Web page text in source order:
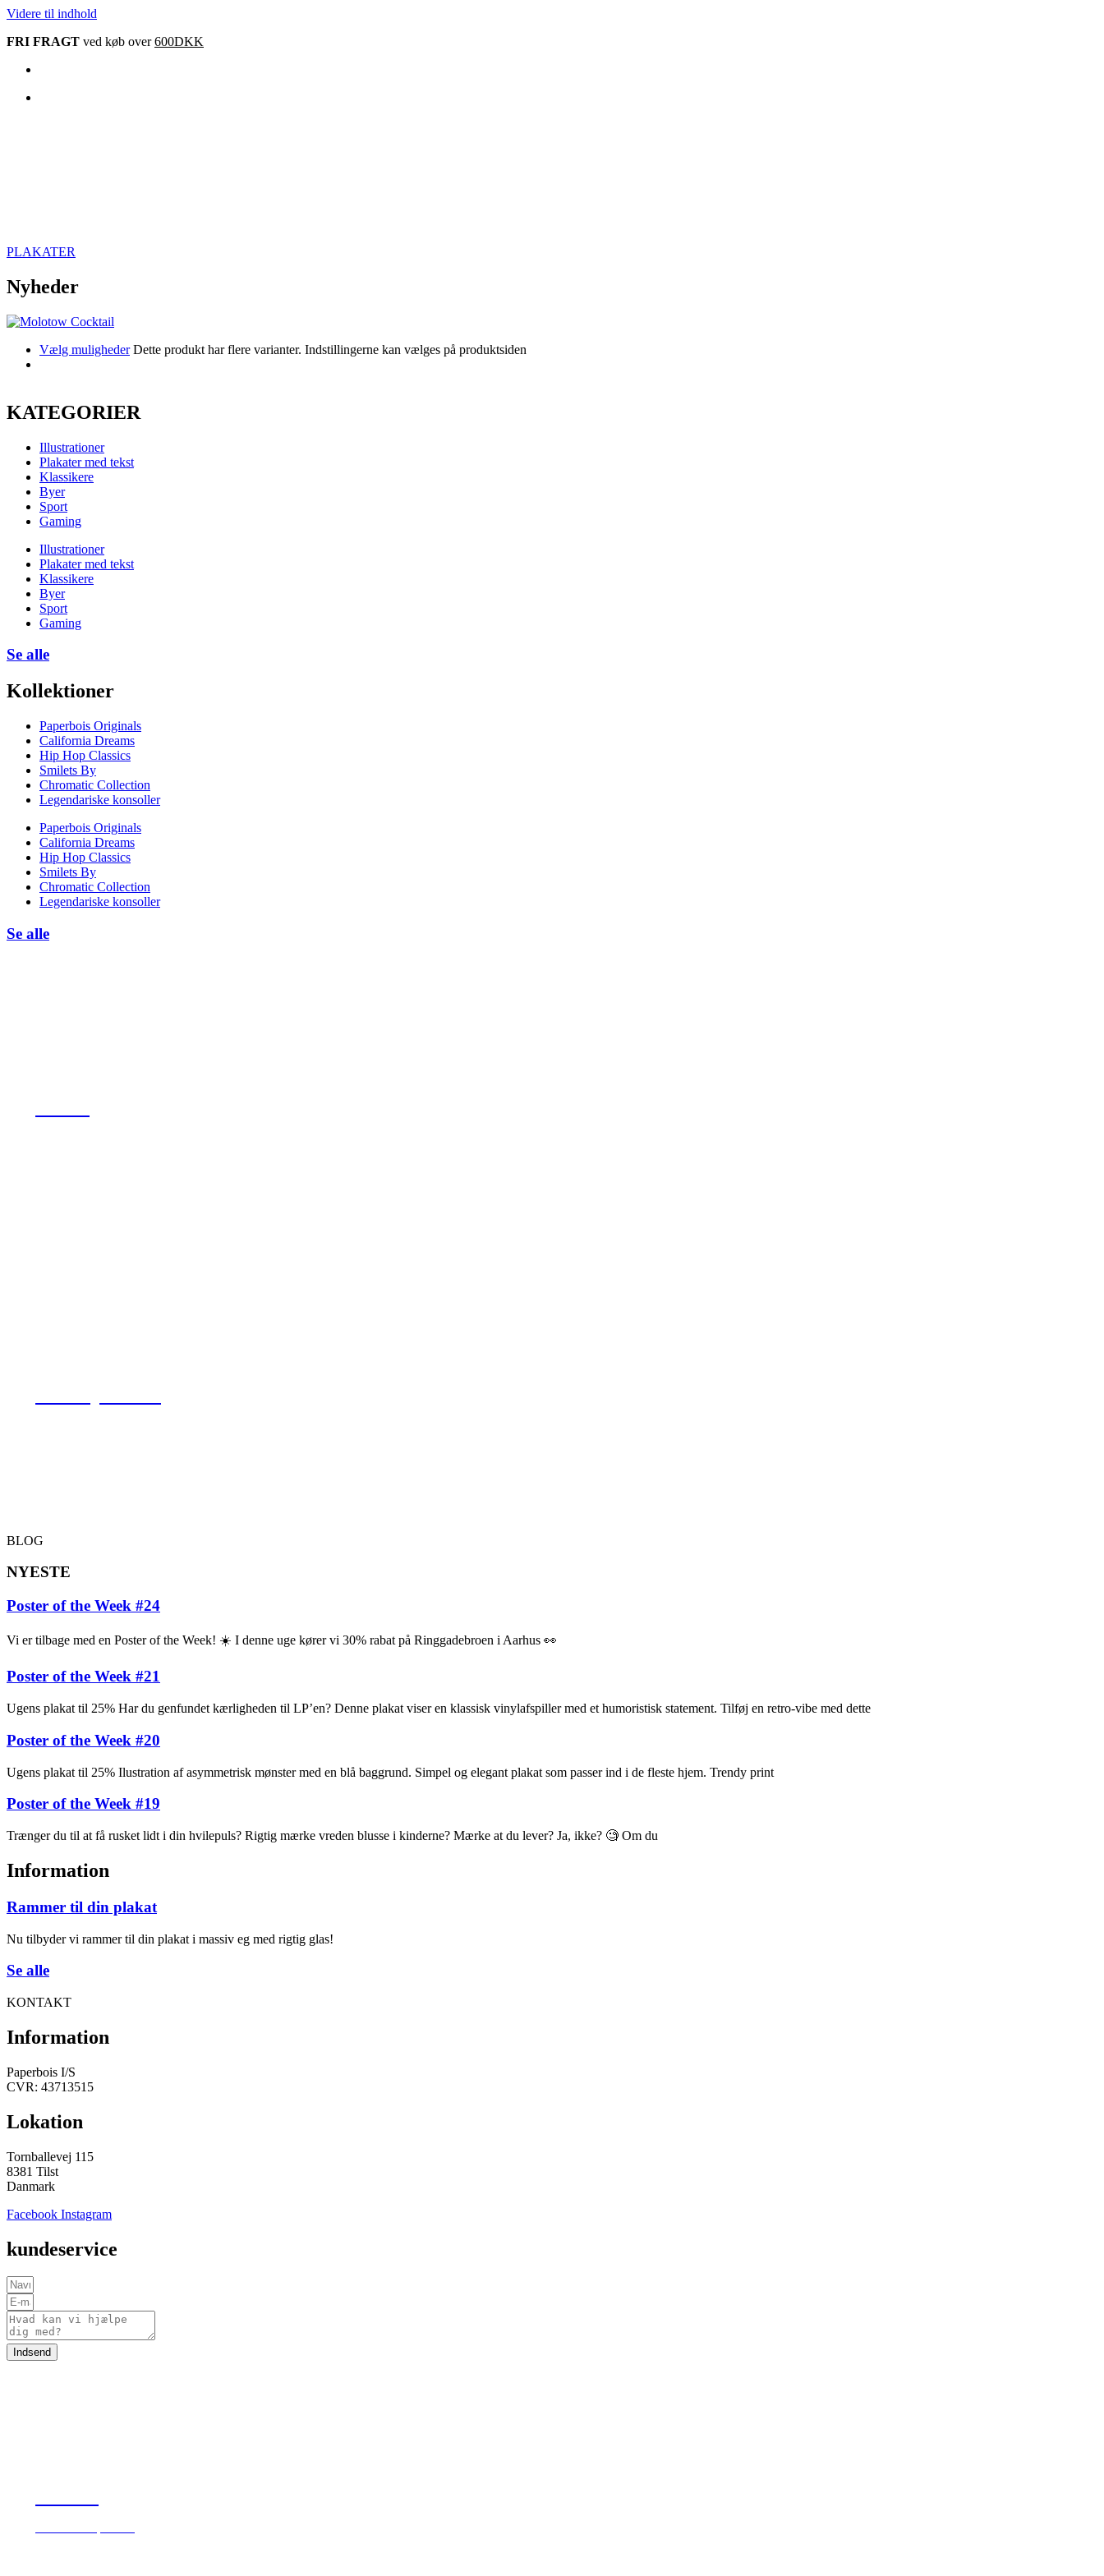
Videre til indhold
FRI FRAGT ved køb over600DKK
PLAKATER
Nyheder
Vælg muligheder Dette produkt har flere varianter. Indstillingerne kan vælges på produktsiden
KATEGORIER
Illustrationer
Plakater med tekst
Klassikere
Byer
Sport
Gaming
Illustrationer
Plakater med tekst
Klassikere
Byer
Sport
Gaming
Se alle
Kollektioner
Paperbois Originals
California Dreams
Hip Hop Classics
Smilets By
Chromatic Collection
Legendariske konsoller
Paperbois Originals
California Dreams
Hip Hop Classics
Smilets By
Chromatic Collection
Legendariske konsoller
Se alle
BLOG
NYESTE
Poster of the Week #24
Vi er tilbage med en Poster of the Week! ☀️ I denne uge kører vi 30% rabat på Ringgadebroen i Aarhus 👀
Poster of the Week #21
Ugens plakat til 25% Har du genfundet kærligheden til LP’en? Denne plakat viser en klassisk vinylafspiller med et humoristisk statement. Tilføj en retro-vibe med dette
Poster of the Week #20
Ugens plakat til 25% Ilustration af asymmetrisk mønster med en blå baggrund. Simpel og elegant plakat som passer ind i de fleste hjem. Trendy print
Poster of the Week #19
Trænger du til at få rusket lidt i din hvilepuls? Rigtig mærke vreden blusse i kinderne? Mærke at du lever? Ja, ikke? 🧐 Om du
Information
Rammer til din plakat
Nu tilbyder vi rammer til din plakat i massiv eg med rigtig glas!
Se alle
KONTAKT
Information
Paperbois I/S
CVR: 43713515
Lokation
Tornballevej 115
8381 Tilst
Danmark
Facebook Instagram
kundeservice
Indsend